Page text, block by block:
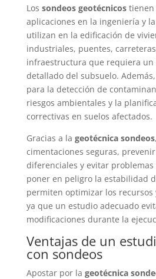
Los sondeos geotécnicostienen
aplicaciones en la ingeniería y
utilizan en la edificación de
industriales, puentes,
infraestructura que requiera un
detallado del subsuelo.
para la detección de
riesgos ambientales y la
correctivas en suelos afectados.
Gracias a la geotécnica sondeos
cimentaciones seguras,
diferenciales y evitar
poner en peligro la estabilidad
permiten optimizar los recursos
ya que un estudio adecuado
modificaciones durante la
Ventajas de un
con sondeos
Apostar por la geotécnica